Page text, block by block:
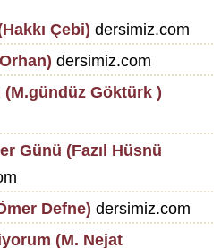
Çebi) dersimiz.com
dersimiz.com
Göktürk )
Günü (Fazıl Hüsnü
Defne) dersimiz.com
(M. Nejat